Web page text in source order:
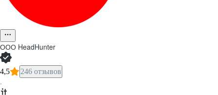
ООО HeadHunter
4,5 246 отзывов
·